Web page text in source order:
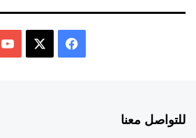
للتواصل معنا